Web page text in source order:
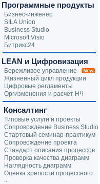
Программные продукты
Бизнес-инженер
SILA Union
Business Studio
Microsoft Visio
Битрикс24
LEAN и Цифровизация
Бережливое управление
Жизненный цикл продукции
Цифровые регламенты
Оргизменения и расчет НЧ
Консалтинг
Типовые услуги и проекты
Сопровождение Business Studio
Стартовый семинар-практикум
Сопровождение проекта
Стандарт описания процессов
Проверка качества диаграмм
Наглядность диаграмм
Оценка зрелости процессного
...